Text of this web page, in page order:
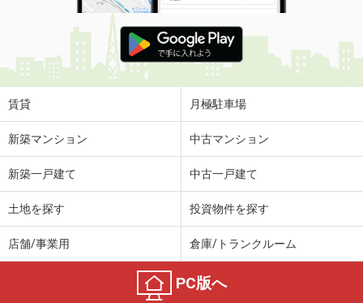
賃貸 月極駐車場
新築マンション 中古マンション
新築一戸建て 中古一戸建て
土地を探す 投資物件を探す
店舗/事業用 倉庫/トランクルーム
PC版へ